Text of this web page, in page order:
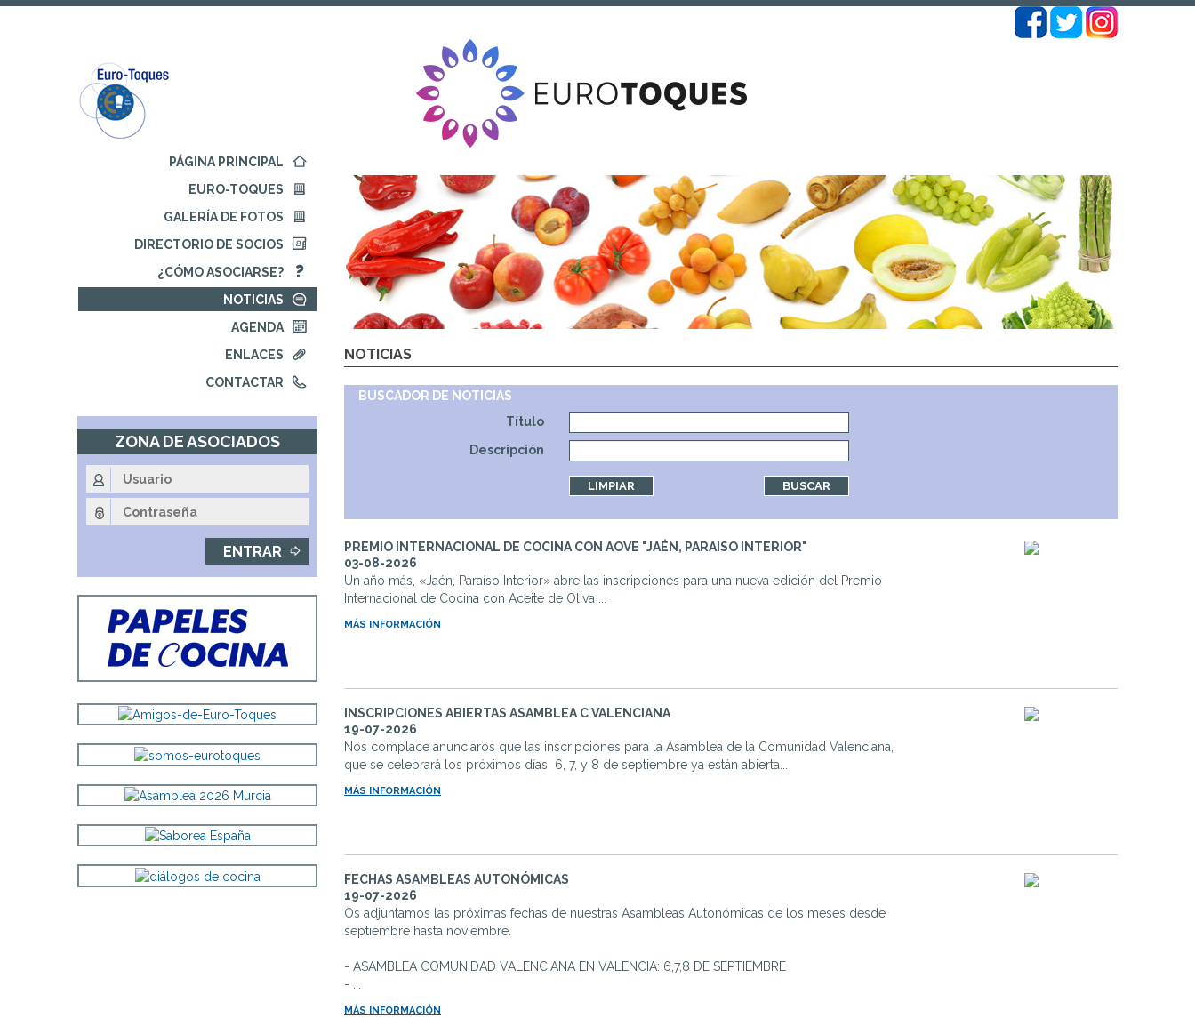
Ir
Ir
PÁGINA PRINCIPAL
EURO-TOQUES
GALERÍA DE FOTOS
DIRECTORIO DE SOCIOS
¿CÓMO ASOCIARSE?
NOTICIAS
AGENDA
ENLACES
CONTACTAR
navegación
principal
ZONA DE ASOCIADOS
NOTICIAS
BUSCADOR DE NOTICIAS
Título
Descripción
PREMIO INTERNACIONAL DE COCINA CON AOVE "JAÉN, PARAISO INTERIOR"
03-08-2026
Un año más, «Jaén, Paraíso Interior» abre las inscripciones para una nueva edición del Premio
Internacional de Cocina con Aceite de Oliva ...
MÁS INFORMACIÓN
INSCRIPCIONES ABIERTAS ASAMBLEA C VALENCIANA
19-07-2026
Nos complace anunciaros que las inscripciones para la Asamblea de la Comunidad Valenciana,
que se celebrará los próximos días 6, 7, y 8 de septiembre ya están abierta...
MÁS INFORMACIÓN
FECHAS ASAMBLEAS AUTONÓMICAS
19-07-2026
Os adjuntamos las próximas fechas de nuestras Asambleas Autonómicas de los meses desde
septiembre hasta noviembre.
- ASAMBLEA COMUNIDAD VALENCIANA EN VALENCIA: 6,7,8 DE SEPTIEMBRE
- ...
MÁS INFORMACIÓN